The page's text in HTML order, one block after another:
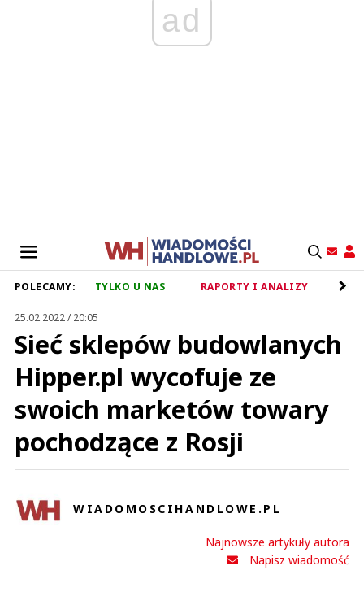
ad
POLECAMY: TYLKO U NAS RAPORTY I ANALIZY
25.02.2022 / 20:05
Sieć sklepów budowlanych
Hipper.pl wycofuje ze
swoich marketów towary
pochodzące z Rosji
WIADOMOSCIHANDLOWE.PL
Najnowsze artykuły autora
Napisz wiadomość